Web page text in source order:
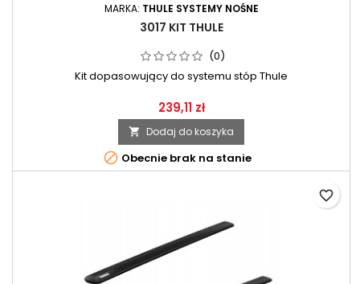
MARKA: THULE SYSTEMY NOŚNE
3017 KIT THULE
(0)
Kit dopasowujący do systemu stóp Thule
239,11 zł
 Dodaj do koszyka
 Obecnie brak na stanie
favorite_border